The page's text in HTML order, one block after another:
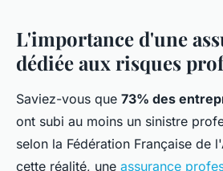
L'importance d'une
dédiée aux risques
Saviez-vous que 73% des
ont subi au moins un sinistre
selon la Fédération Française de
cette réalité, une assurance